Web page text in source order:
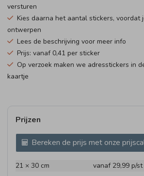
versturen
Kies daarna het aantal stickers, voordat
ontwerpen
Lees de beschrijving voor meer info
Prijs: vanaf 0,41 per sticker
Op verzoek maken we adresstickers in
kaartje
Prijzen
Bereken de prijs met onze
21 × 30 cm vanaf 29,99 p/st